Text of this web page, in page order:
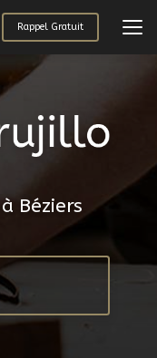
Rappel Gratuit
Béziers